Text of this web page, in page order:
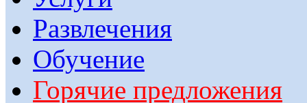
Развлечения
Обучение
Горячие предложения